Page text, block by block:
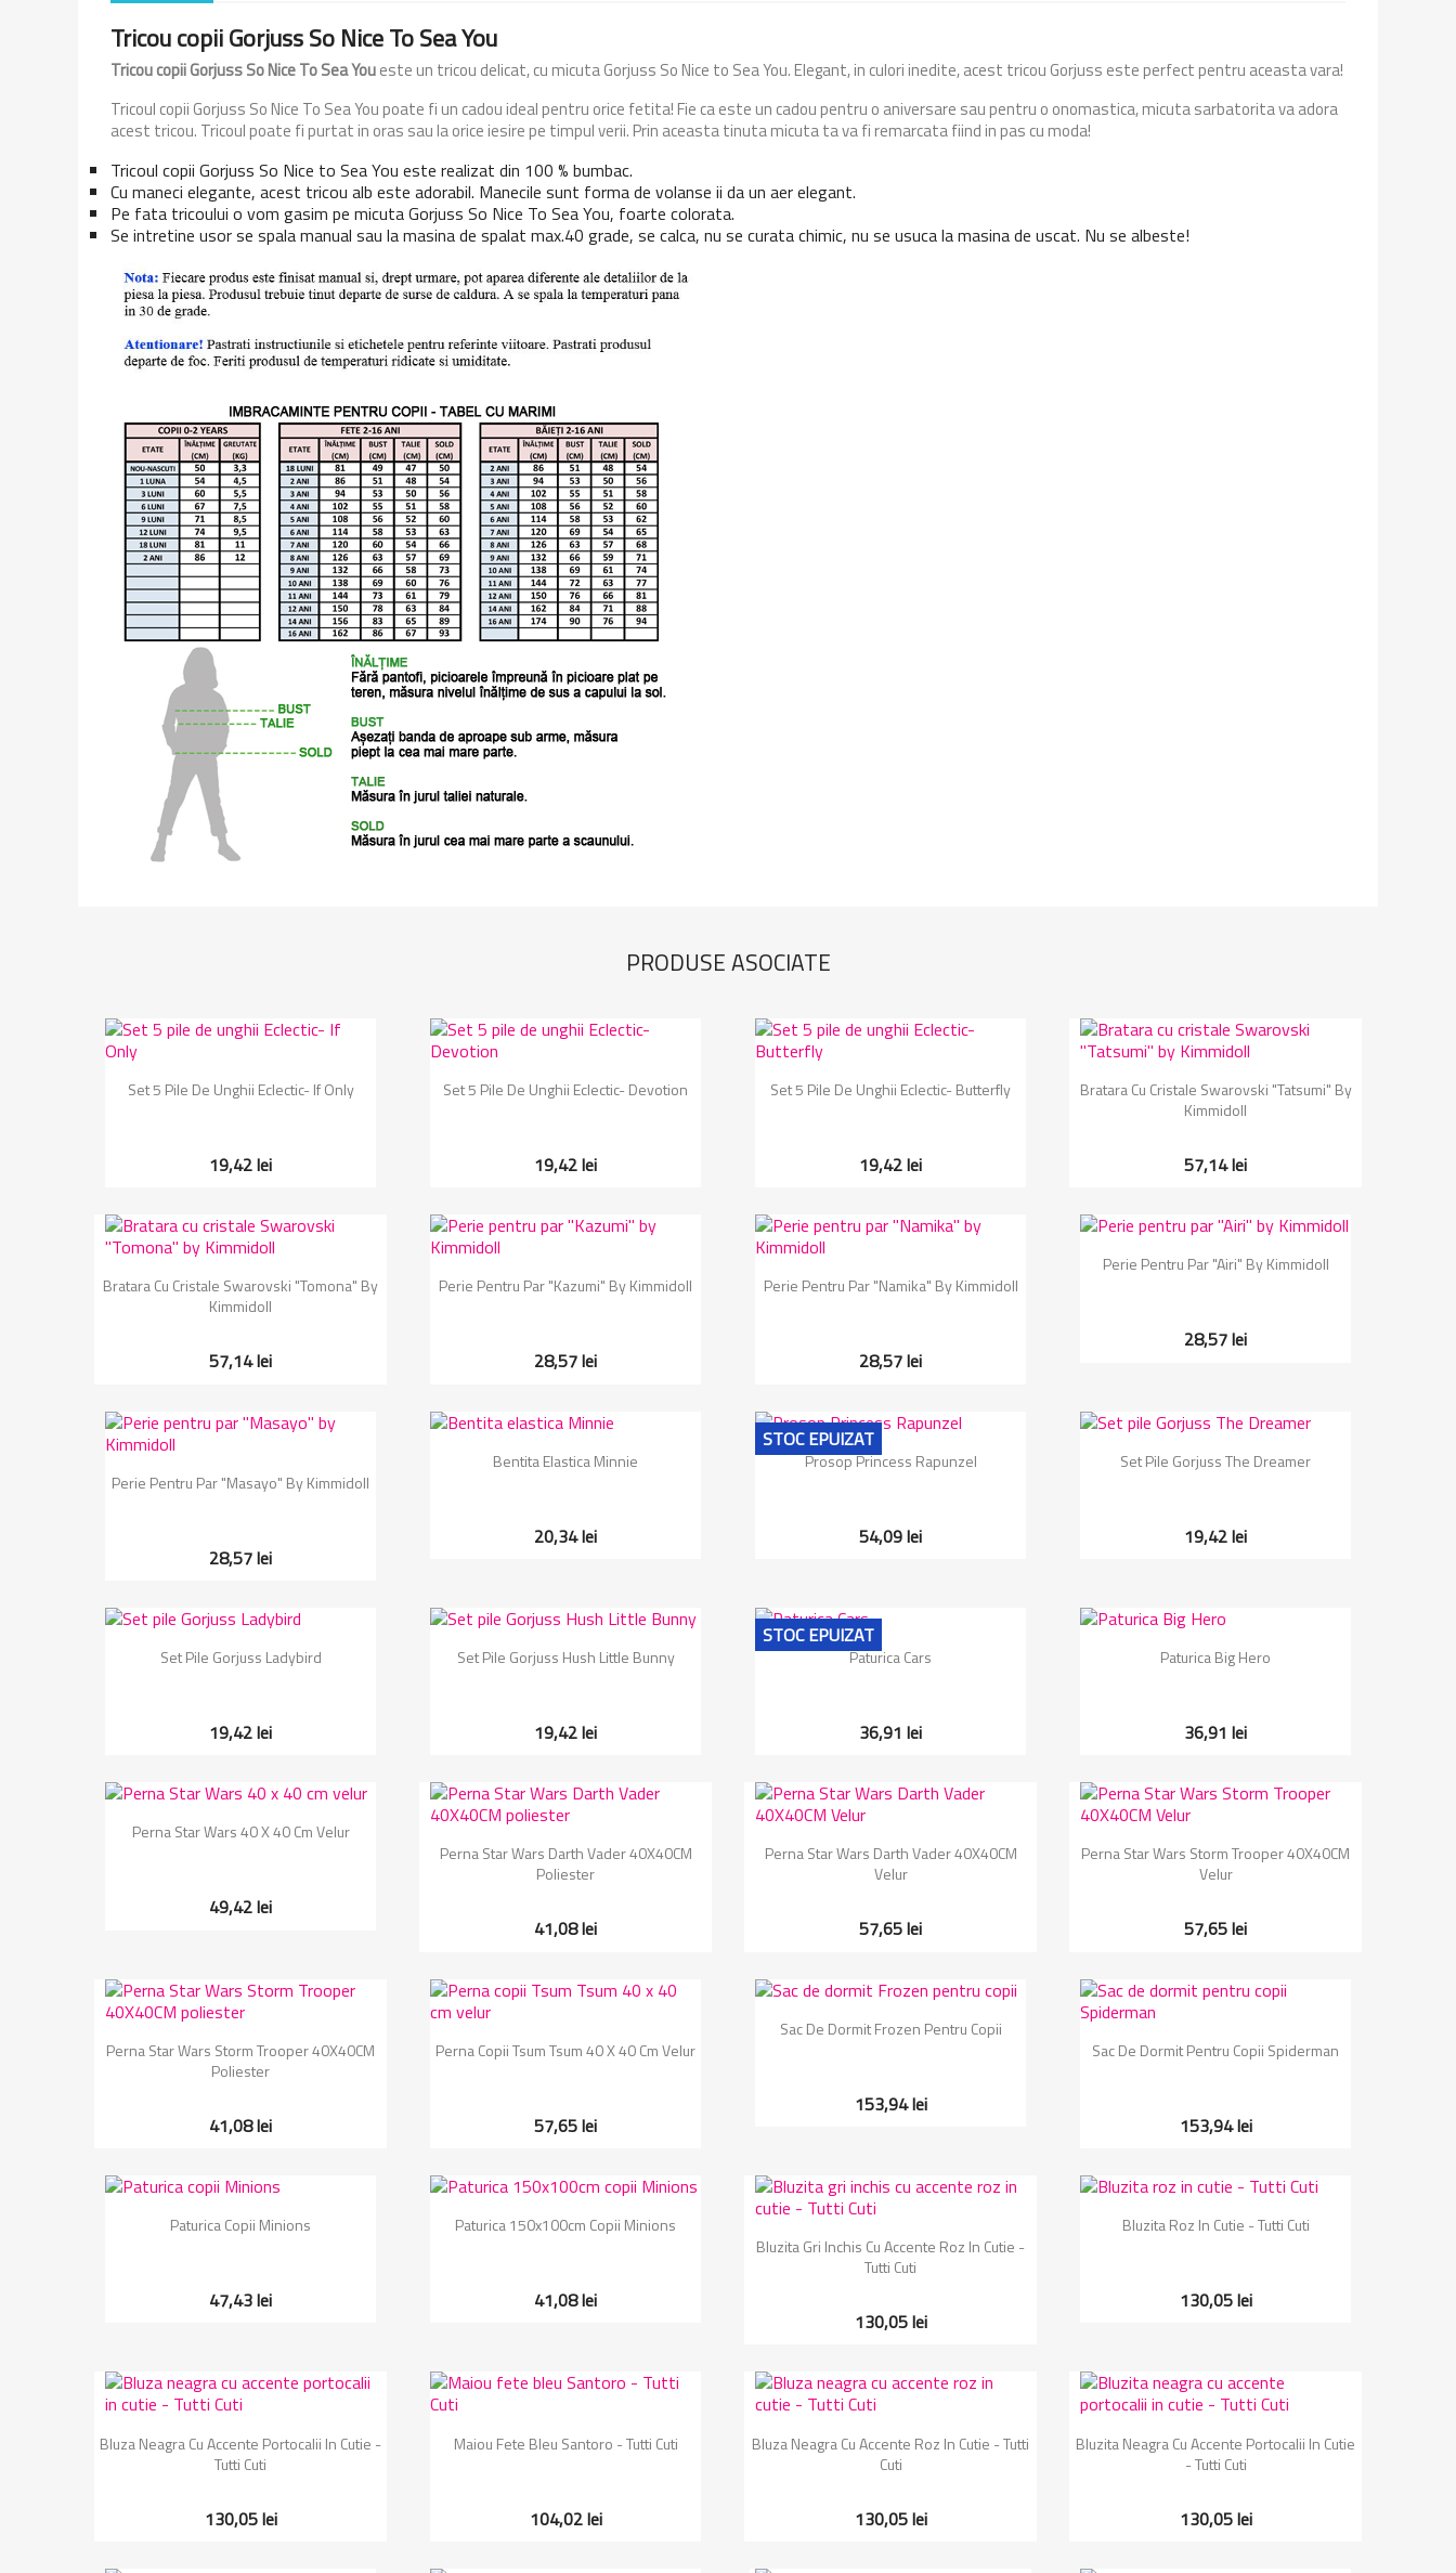
Tricou copii Gorjuss So Nice To Sea You
Tricou copii Gorjuss So Nice To Sea Youeste un tricou delicat, cu micuta Gorjuss So Nice to Sea You. Elegant, in culori inedite, acest tricou Gorjuss este perfect pentru aceasta vara!
Tricoul copii Gorjuss So Nice To Sea You poate fi un cadou ideal pentru orice fetita! Fie ca este un cadou pentru o aniversare sau pentru o onomastica, micuta sarbatorita va adora
acest tricou. Tricoul poate fi purtat in oras sau la orice iesire pe timpul verii. Prin aceasta tinuta micuta ta va fi remarcata fiind in pas cu moda!
Tricoul copii Gorjuss So Nice to Sea You este realizat din 100 % bumbac.
Cu maneci elegante, acest tricou alb este adorabil. Manecile sunt forma de volanse ii da un aer elegant.
Pe fata tricoului o vom gasim pe micuta Gorjuss So Nice To Sea You, foarte colorata.
Se intretine usor se spala manual sau la masina de spalat max.40 grade, se calca, nu se curata chimic, nu se usuca la masina de uscat. Nu se albeste!
PRODUSE ASOCIATE
 Vizualizare rapida
Set 5 Pile De Unghii Eclectic- If Only
19,42 lei
Vizualizare rapida
Set 5 Pile De Unghii Eclectic- Devotion
19,42 lei
Vizualizare rapida
Set 5 Pile De Unghii Eclectic- Butterfly
19,42 lei
Vizualizare rapida
Bratara Cu Cristale Swarovski "Tatsumi" By
Kimmidoll
57,14 lei
Vizualizare rapida
Bratara Cu Cristale Swarovski "Tomona" By
Kimmidoll
57,14 lei
Vizualizare rapida
Perie Pentru Par "Kazumi" By Kimmidoll
28,57 lei
Vizualizare rapida
Perie Pentru Par "Namika" By Kimmidoll
28,57 lei
Vizualizare rapida
Perie Pentru Par "Airi" By Kimmidoll
28,57 lei
Vizualizare rapida
Perie Pentru Par "Masayo" By Kimmidoll
28,57 lei
Vizualizare rapida
Bentita Elastica Minnie
20,34 lei
Vizualizare rapida
Prosop Princess Rapunzel
54,09 lei
STOC EPUIZAT
Vizualizare rapida
Set Pile Gorjuss The Dreamer
19,42 lei
Vizualizare rapida
Set Pile Gorjuss Ladybird
19,42 lei
Vizualizare rapida
Set Pile Gorjuss Hush Little Bunny
19,42 lei
Vizualizare rapida
Paturica Cars
36,91 lei
STOC EPUIZAT
Vizualizare rapida
Paturica Big Hero
36,91 lei
Vizualizare rapida
Perna Star Wars 40 X 40 Cm Velur
49,42 lei
Vizualizare rapida
Perna Star Wars Darth Vader 40X40CM
Poliester
41,08 lei
Vizualizare rapida
Perna Star Wars Darth Vader 40X40CM
Velur
57,65 lei
Vizualizare rapida
Perna Star Wars Storm Trooper 40X40CM
Velur
57,65 lei
Vizualizare rapida
Perna Star Wars Storm Trooper 40X40CM
Poliester
41,08 lei
Vizualizare rapida
Perna Copii Tsum Tsum 40 X 40 Cm Velur
57,65 lei
Vizualizare rapida
Sac De Dormit Frozen Pentru Copii
153,94 lei
Vizualizare rapida
Sac De Dormit Pentru Copii Spiderman
153,94 lei
Vizualizare rapida
Paturica Copii Minions
47,43 lei
Vizualizare rapida
Paturica 150x100cm Copii Minions
41,08 lei
Vizualizare rapida
Bluzita Gri Inchis Cu Accente Roz In Cutie -
Tutti Cuti
130,05 lei
Vizualizare rapida
Bluzita Roz In Cutie - Tutti Cuti
130,05 lei
 Vizualizare rapida
Bluza Neagra Cu Accente Portocalii In Cutie -
Tutti Cuti
130,05 lei
Vizualizare rapida
Maiou Fete Bleu Santoro - Tutti Cuti
104,02 lei
 Vizualizare rapida
Bluza Neagra Cu Accente Roz In Cutie - Tutti
Cuti
130,05 lei
Vizualizare rapida
Bluzita Neagra Cu Accente Portocalii In Cutie
- Tutti Cuti
130,05 lei